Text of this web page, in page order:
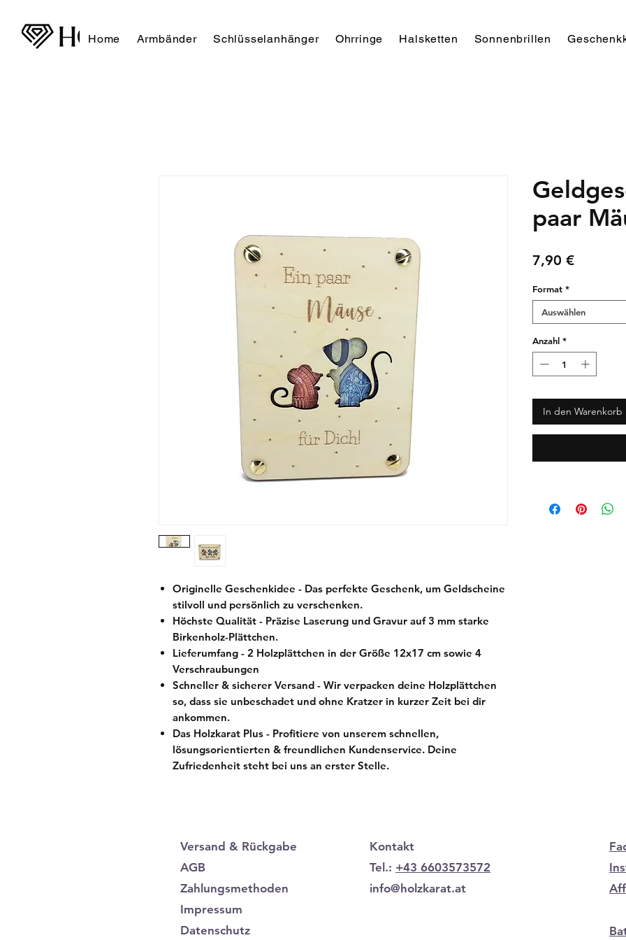
Home Armbänder Schlüsselanhänger Ohrringe Halsketten Sonnenbrillen
Originelle Geschenkidee - Das perfekte Geschenk, um Geldscheine
stilvoll und persönlich zu verschenken.
Höchste Qualität - Präzise Laserung und Gravur auf 3 mm starke
Birkenholz-Plättchen.
Lieferumfang - 2 Holzplättchen in der Größe 12x17 cm sowie 4
Verschraubungen
Schneller & sicherer Versand - Wir verpacken deine Holzplättchen
so, dass sie unbeschadet und ohne Kratzer in kurzer Zeit bei dir
ankommen.
Das Holzkarat Plus - Profitiere von unserem schnellen,
lösungsorientierten & freundlichen Kundenservice. Deine
Zufriedenheit steht bei uns an erster Stelle.
paar
7,90 €Preis
Format *
Auswählen
Anzahl *
In den Warenkorb
Versand & Rückgabe
AGB
Zahlungsmethoden
Impressum
Datenschutz
Kontakt
Tel.: +43 6603573572
info@holzkarat.at